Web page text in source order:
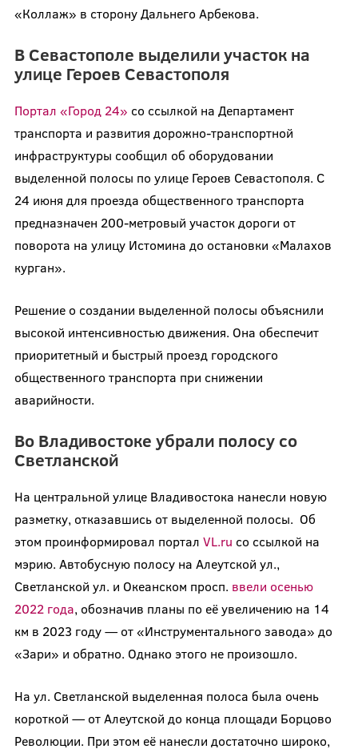
«Коллаж» в сторону Дальнего Арбекова.
В Севастополе выделили участок на
улице Героев Севастополя
Портал «Город 24» со ссылкой на Департамент
транспорта и развития дорожно-транспортной
инфраструктуры сообщил об оборудовании
выделенной полосы по улице Героев Севастополя. С
24 июня для проезда общественного транспорта
предназначен 200-метровый участок дороги от
поворота на улицу Истомина до остановки «Малахов
курган».
Решение о создании выделенной полосы объяснили
высокой интенсивностью движения. Она обеспечит
приоритетный и быстрый проезд городского
общественного транспорта при снижении
аварийности.
Во Владивостоке убрали полосу со
Светланской
На центральной улице Владивостока нанесли новую
разметку, отказавшись от выделенной полосы. Об
этом проинформировал портал VL.ru со ссылкой на
мэрию. Автобусную полосу на Алеутской ул.,
Светланской ул. и Океанском просп. ввели осенью
2022 года, обозначив планы по её увеличению на 14
км в 2023 году — от «Инструментального завода» до
«Зари» и обратно. Однако этого не произошло.
На ул. Светланской выделенная полоса была очень
короткой — от Алеутской до конца площади Борцово
Революции. При этом её нанесли достаточно широко,